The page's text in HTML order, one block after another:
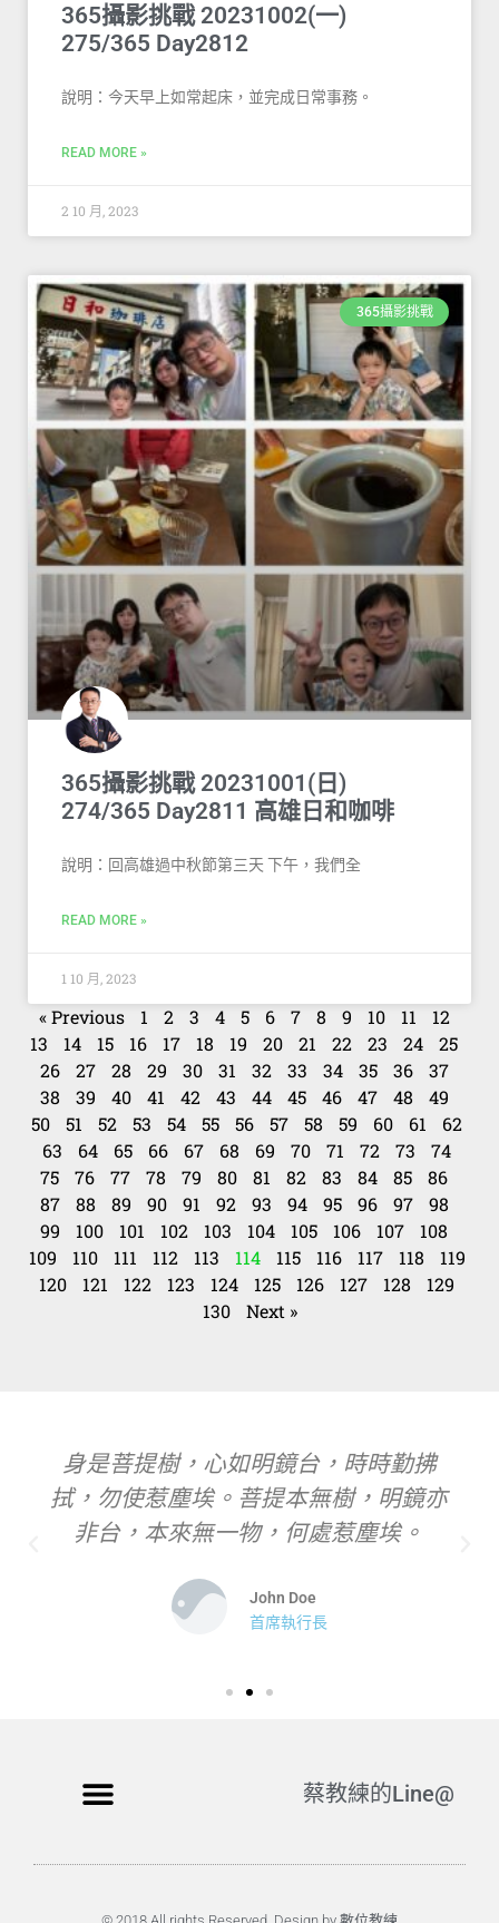
365攝影挑戰 20231002(一)
275/365 Day2812
說明：今天早上如常起床，並完成日常事務。
READ MORE »
2 10 月, 2023
365攝影挑戰
365攝影挑戰 20231001(日)
274/365 Day2811 高雄日和咖啡
說明：回高雄過中秋節第三天 下午，我們全
READ MORE »
1 10 月, 2023
« Previous 1 2 3 4 5 6 7 8 9 10 11
12
13
14 15 16 17 18 19 20 21 22 23 24
25
26
27 28 29 30 31 32 33 34 35 36
37
38
39 40 41 42 43 44 45 46 47 48
49
50
51 52 53 54 55 56 57 58 59 60 61
62
63
64 65 66 67 68 69 70 71 72 73
74
75
76 77 78 79 80 81 82 83 84 85
86
87
88 89 90 91 92 93 94 95 96 97
98
99
100 101 102 103 104 105 106 107
108
109
110 111 112 113 114 115 116 117 118
119
120
121 122 123 124 125 126 127 128
129
130
Next »
身是菩提樹，心如明鏡台，時時勤拂
拭，勿使惹塵埃。菩提本無樹，明鏡亦
非台，本來無一物，何處惹塵埃。
John Doe
首席執行長
蔡教練的Line@